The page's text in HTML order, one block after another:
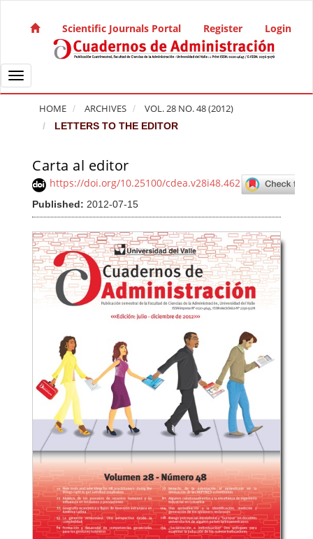
Main Navigation
Main Content
Sidebar
Scientific Journals Portal Register Login
Toggle navigation
HOME ARCHIVES VOL. 28 NO. 48 (2012)
LETTERS TO THE EDITOR
Carta al editor
https://doi.org/10.25100/cdea.v28i48.462
Published: 2012-07-15
Article Sidebar